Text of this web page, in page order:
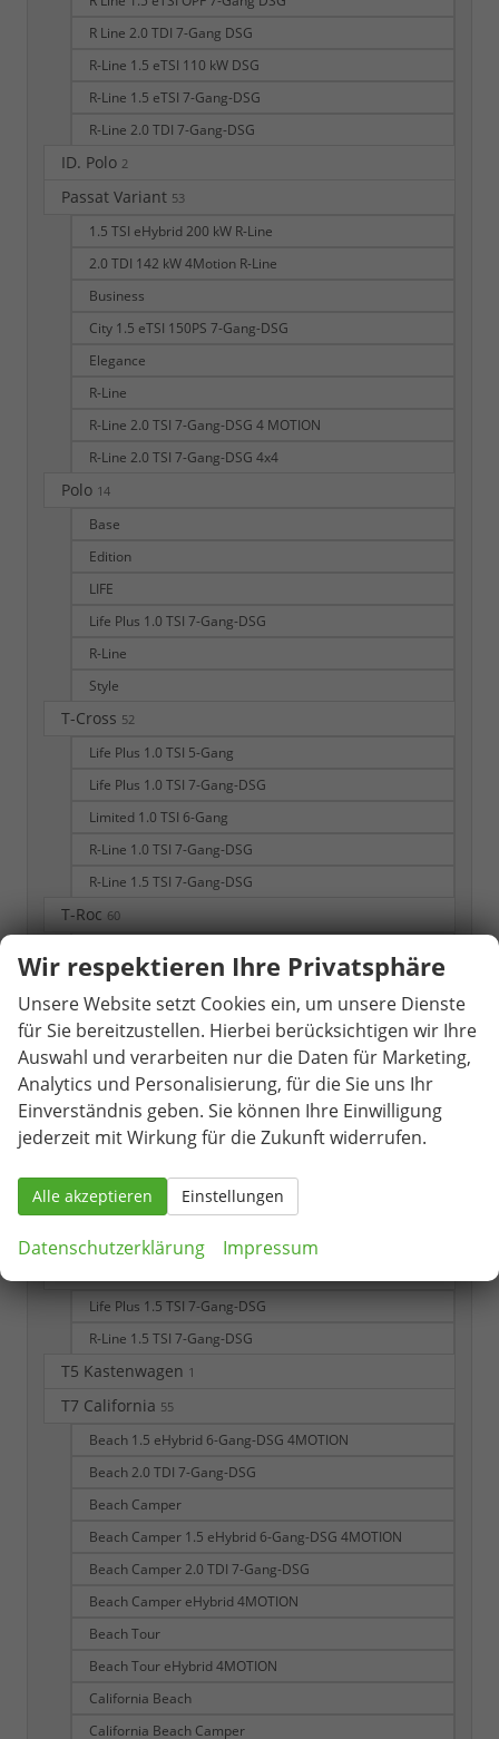
R Line 2.0 TDI 7-Gang DSG
R-Line 1.5 eTSI 110 kW DSG
R-Line 1.5 eTSI 7-Gang-DSG
R-Line 2.0 TDI 7-Gang-DSG
ID. Polo 2
Passat Variant 53
1.5 TSI eHybrid 200 kW R-Line
2.0 TDI 142 kW 4Motion R-Line
Business
City 1.5 eTSI 150PS 7-Gang-DSG
Elegance
R-Line
R-Line 2.0 TSI 7-Gang-DSG 4 MOTION
R-Line 2.0 TSI 7-Gang-DSG 4x4
Polo 14
Base
Edition
LIFE
Life Plus 1.0 TSI 7-Gang-DSG
R-Line
Style
T-Cross 52
Life Plus 1.0 TSI 5-Gang
Life Plus 1.0 TSI 7-Gang-DSG
Limited 1.0 TSI 6-Gang
R-Line 1.0 TSI 7-Gang-DSG
R-Line 1.5 TSI 7-Gang-DSG
T-Roc 60
1.5 eTSI 110 kW R-Line
Black Edition/Silver Edition
R 2.0 TSI 7-Gang-DSG 4x4
R-Line
R-Line 1.5 TSI 7-Gang-DSG
R-Line 1.5 eTSI 7-Gang-DSG
Style
Style 1.5 TSI 7-Gang-DSG
Life Plus 1.5 TSI 7-Gang-DSG
R-Line 1.5 TSI 7-Gang-DSG
T5 Kastenwagen 1
T7 California 55
Beach 1.5 eHybrid 6-Gang-DSG 4MOTION
Beach 2.0 TDI 7-Gang-DSG
Beach Camper
Beach Camper 1.5 eHybrid 6-Gang-DSG 4MOTION
Beach Camper 2.0 TDI 7-Gang-DSG
Beach Camper eHybrid 4MOTION
Beach Tour
Beach Tour eHybrid 4MOTION
California Beach
California Beach Camper
Wir respektieren Ihre Privatsphäre
Unsere Website setzt Cookies ein, um unsere Dienste
für Sie bereitzustellen. Hierbei berücksichtigen wir Ihre
Auswahl und verarbeiten nur die Daten für Marketing,
Analytics und Personalisierung, für die Sie uns Ihr
Einverständnis geben. Sie können Ihre Einwilligung
jederzeit mit Wirkung für die Zukunft widerrufen.
Alle akzeptieren Einstellungen
Datenschutzerklärung Impressum